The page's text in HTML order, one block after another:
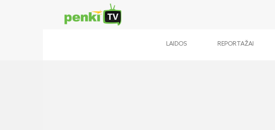
LAIDOS REPORTAŽAI